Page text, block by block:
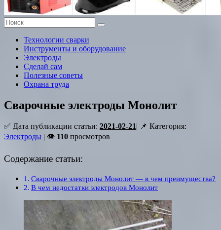
Технологии сварки
Инструменты и оборудование
Электроды
Сделай сам
Полезные советы
Охрана труда
Сварочные электроды Монолит
✅ Дата публикации статьи: 2021-02-21| 📌 Категория:
Электроды | 👁 110 просмотров
Содержание статьи:
Сварочные электроды Монолит — в чем преимущества?
В чем недостатки электродов Монолит